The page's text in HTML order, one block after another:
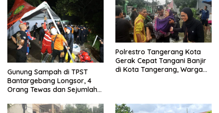
Gunung Sampah di TPST
Bantargebang Longsor, 4
Orang Tewas dan Sejumlah
Polrestro Tangerang Kota
Gerak Cepat Tangani Banjir
di Kota Tangerang, Warga